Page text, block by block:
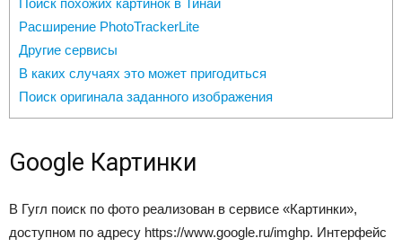
Поиск похожих картинок в Тинай
Расширение PhotoTrackerLite
Другие сервисы
В каких случаях это может пригодиться
Поиск оригинала заданного изображения
Google Картинки
В Гугл поиск по фото реализован в сервисе «Картинки»,
доступном по адресу https://www.google.ru/imghp. Интерфейс